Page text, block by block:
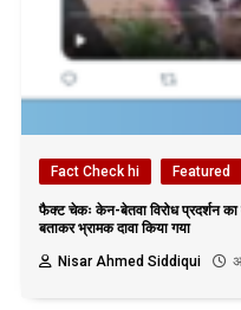
Fact Check hi Featured
फैक्ट चेकः केन-बेतवा विरोध प्रदर्शन का
बताकर भ्रामक दावा किया गया
Nisar Ahmed Siddiqui